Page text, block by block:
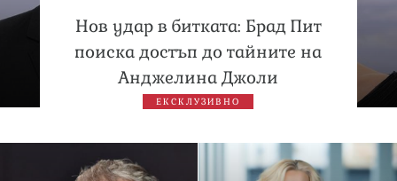
Нов удар в битката: Брад Пит
поиска достъп до тайните на
Анджелина Джоли
ЕКСКЛУЗИВНО